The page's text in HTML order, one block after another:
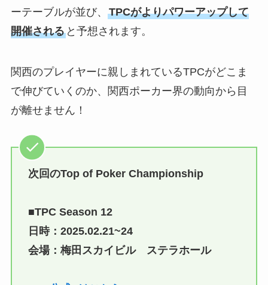
ーテーブルが並び、 TPCがよりパワーアップして
開催されると予想されます。
関西のプレイヤーに親しまれているTPCがどこま
で伸びていくのか、関西ポーカー界の動向から目
が離せません！
次回のTop of Poker Championship
■TPC Season 12
日時：2025.02.21~24
会場：梅田スカイビル ステラホール